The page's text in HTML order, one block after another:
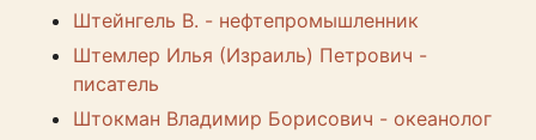
Штейнгель В. - нефтепромышленник
Штемлер Илья (Израиль) Петрович -
писатель
Штокман Владимир Борисович - океанолог